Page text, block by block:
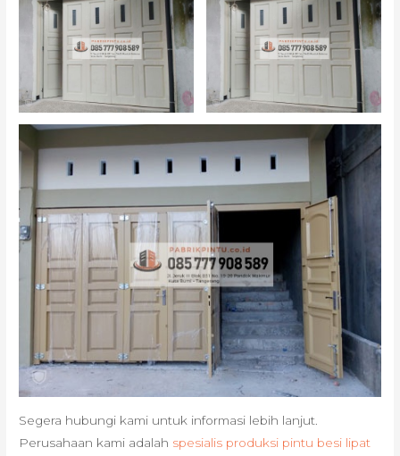
Segera hubungi kami untuk informasi lebih lanjut.
Perusahaan kami adalah spesialis produksi pintu besi lipat